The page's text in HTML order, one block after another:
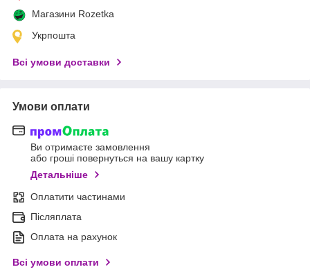
Магазини Rozetka
Укрпошта
Всі умови доставки
Умови оплати
Ви отримаєте замовлення
або гроші повернуться на вашу картку
Детальніше
Оплатити частинами
Післяплата
Оплата на рахунок
Всі умови оплати